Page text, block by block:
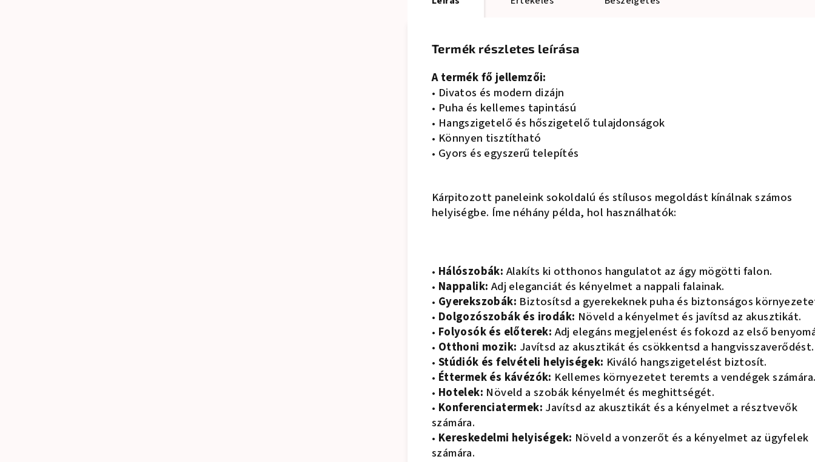
Termék részletes leírása
A termék fő jellemzői:
• Divatos és modern dizájn
• Puha és kellemes tapintású
• Hangszigetelő és hőszigetelő tulajdonságok
• Könnyen tisztítható
• Gyors és egyszerű telepítés
Kárpitozott paneleink sokoldalú és stílusos megoldást kínálnak számos
helyiségbe. Íme néhány példa, hol használhatók:
• Hálószobák:Alakíts ki otthonos hangulatot az ágy mögötti falon.
• Nappalik:Adj eleganciát és kényelmet a nappali falainak.
• Gyerekszobák: Biztosítsd a gyerekeknek puha és biztonságos
• Dolgozószobák és irodák: Növeld a kényelmet és javítsd az akusztikát.
• Folyosók és előterek:Adj elegáns megjelenést és fokozd az első
• Otthoni mozik: Javítsd az akusztikát és csökkentsd a hangvisszaverődést.
• Stúdiók és felvételi helyiségek: Kiváló hangszigetelést biztosít.
• Éttermek és kávézók: Kellemes környezetet teremts a vendégek
• Hotelek: Növeld a szobák kényelmét és meghittségét.
• Konferenciatermek: Javítsd az akusztikát és a kényelmet a résztvevők
számára.
• Kereskedelmi helyiségek: Növeld a vonzerőt és a kényelmet az ügyfelek
számára.